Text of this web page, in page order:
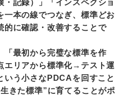
・記録）」「インスペクショ
一本の線でつなぎ、標準どお
的に確認・改善することで
「最初から完璧な標準を作
エリアから標準化→テスト運
う小さなPDCAを回すこと
きた標準”に育てることがポ